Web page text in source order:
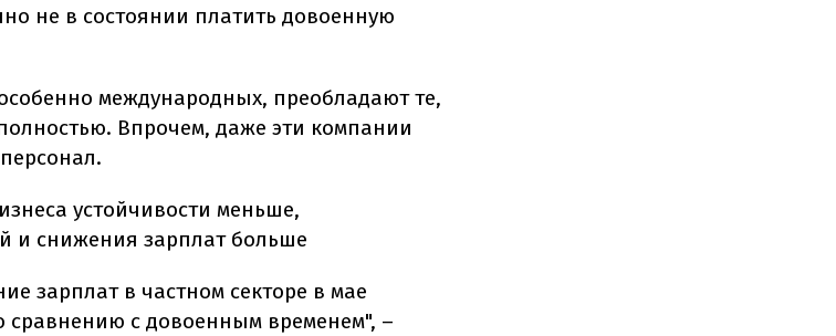
не в состоянии платить довоенную
международных, преобладают те,
Впрочем, даже эти компании
устойчивости меньше,
и снижения зарплат больше
зарплат в частном секторе в мае
сравнению с довоенным временем", –